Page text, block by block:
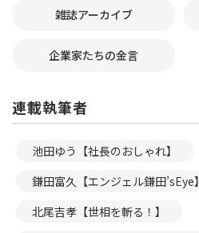
雑誌アーカイブ
企業家たちの金言
連載執筆者
池田ゆう【社長のおしゃれ】
鎌田富久【エンジェル鎌田’sEye】
北尾吉孝【世相を斬る！】